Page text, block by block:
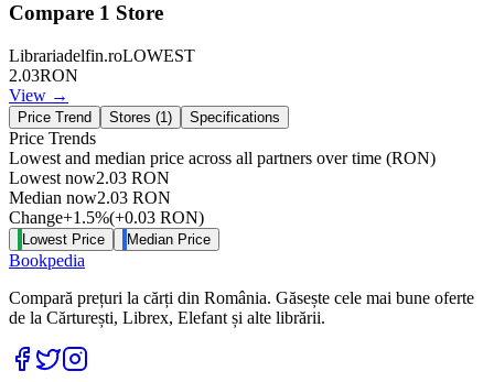
Compare 1 Store
Librariadelfin.roLOWEST
2.03RON
View →
Price Trend Stores (1) Specifications
Price Trends
Lowest and median price across all partners over time (RON)
Lowest now2.03 RON
Median now2.03 RON
Change+1.5%(+0.03 RON)
Lowest Price Median Price
Bookpedia
Compară prețuri la cărți din România. Găsește cele mai bune oferte
de la Cărturești, Librex, Elefant și alte librării.
Facebook
Twitter